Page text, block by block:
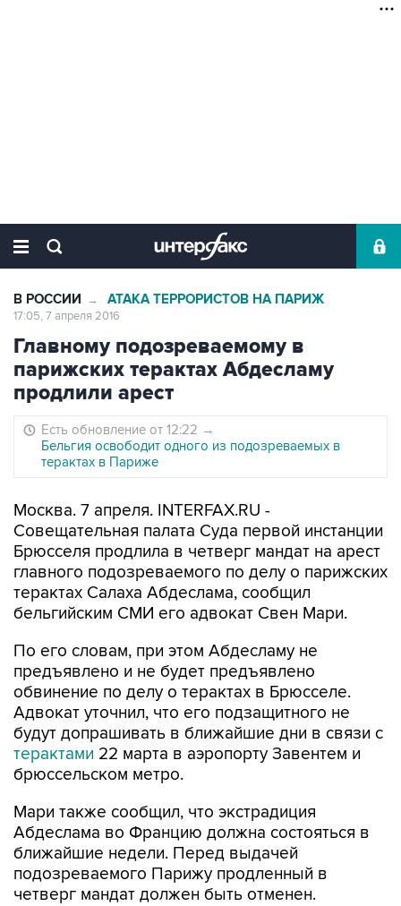
В РОССИИ → АТАКА ТЕРРОРИСТОВ НА ПАРИЖ
17:05, 7 апреля 2016
Главному подозреваемому в
парижских терактах Абдесламу
продлили арест
Есть обновление от 12:22 →
Бельгия освободит одного из подозреваемых в
терактах в Париже
Москва. 7 апреля. INTERFAX.RU -
Совещательная палата Суда первой инстанции
Брюсселя продлила в четверг мандат на арест
главного подозреваемого по делу о парижских
терактах Салаха Абдеслама, сообщил
бельгийским СМИ его адвокат Свен Мари.
По его словам, при этом Абдесламу не
предъявлено и не будет предъявлено
обвинение по делу о терактах в Брюсселе.
Адвокат уточнил, что его подзащитного не
будут допрашивать в ближайшие дни в связи с
терактами 22 марта в аэропорту Завентем и
брюссельском метро.
Мари также сообщил, что экстрадиция
Абдеслама во Францию должна состояться в
ближайшие недели. Перед выдачей
подозреваемого Парижу продленный в
четверг мандат должен быть отменен.